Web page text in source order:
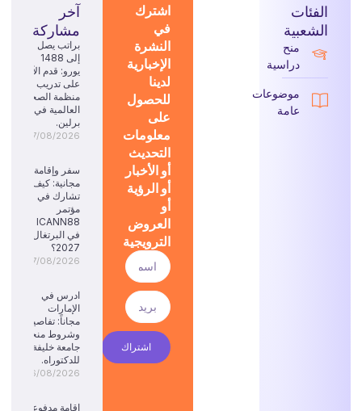
الفئات
الشعبية
منح
دراسية
موضوعات
عامة
اشترك
في
النشرة
الإخبارية
لدينا
للحصول
على
معلومات
التحديث
أو الأخبار
أو الرؤية
أو
العروض
الترويجية
اشتراك
آخر
مشاركة
براتب يصل
إلى 1488
يورو: قدم الآن
على تدريب
منظمة الصحة
العالمية في
برلين.
07/08/2026
سفر وإقامة
مجانية: كيف
تشارك في
مؤتمر
ICANN88
في البرتغال
2027؟
07/08/2026
ادرس في
الإمارات
مجاناً: تفاصيل
وشروط منحة
جامعة خليفة
للدكتوراه.
06/08/2026
إقامة مدفوعة